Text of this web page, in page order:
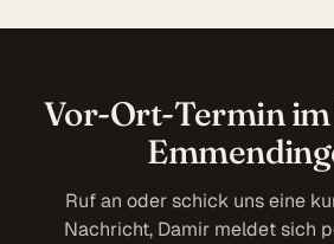
Vor-Ort-Termin
Ruf an oder schick uns eine
Nachricht, Damir meldet sich